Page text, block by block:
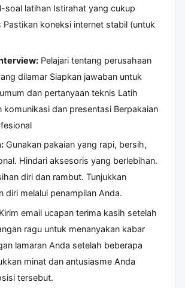
soal latihan Istirahat yang cukup
Pastikan koneksi internet stabil (untuk
Pelajari tentang perusahaan
dilamar Siapkan jawaban untuk
dan pertanyaan teknis Latih
komunikasi dan presentasi Berpakaian
Gunakan pakaian yang rapi, bersih,
Hindari aksesoris yang berlebihan.
diri dan rambut. Tunjukkan
diri melalui penampilan Anda.
email ucapan terima kasih setelah
ragu untuk menanyakan kabar
lamaran Anda setelah beberapa
minat dan antusiasme Anda
tersebut.